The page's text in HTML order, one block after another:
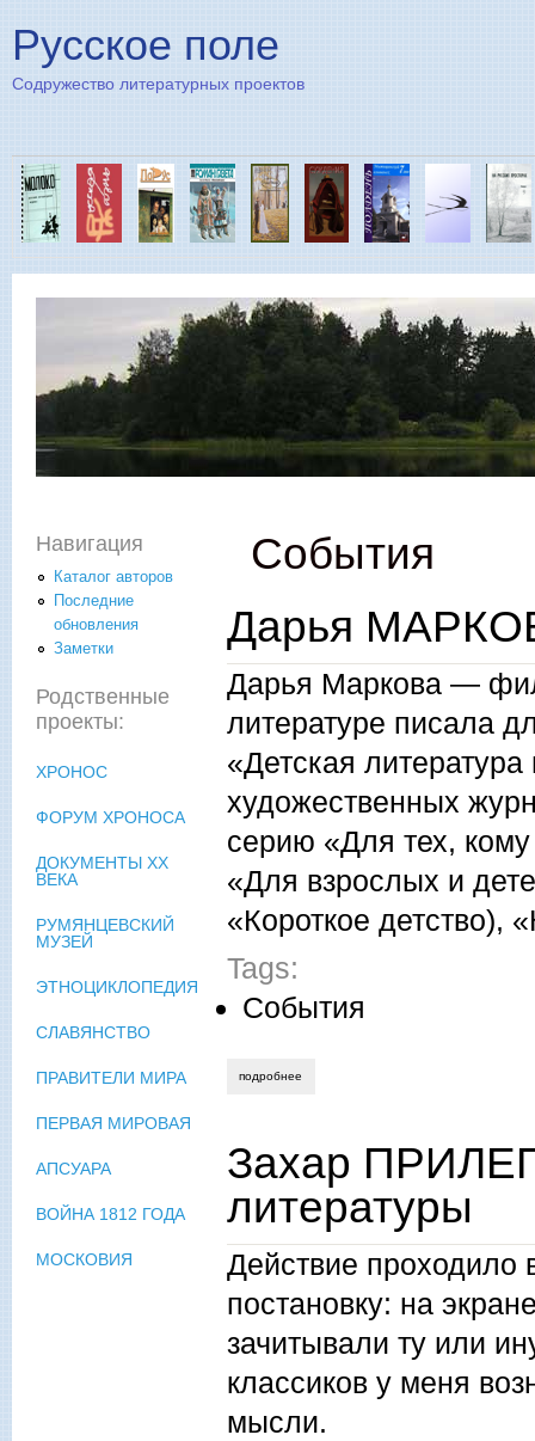
Русское поле
Содружество литературных проектов
События
Дарья
Дарья Маркова —
литературе писала
«Детская
художественных
серию «Для тех,
«Для взрослых и
«Короткое детство),
Tags:
События
подробнее
Захар
литературы
Действие проходило
постановку: на
зачитывали ту или
классиков у меня
мысли.
Навигация
Каталог авторов
Последние
обновления
Заметки
Родственные
проекты:
ХРОНОС
ФОРУМ ХРОНОСА
ДОКУМЕНТЫ XX
ВЕКА
РУМЯНЦЕВСКИЙ
МУЗЕЙ
ЭТНОЦИКЛОПЕДИЯ
СЛАВЯНСТВО
ПРАВИТЕЛИ МИРА
ПЕРВАЯ МИРОВАЯ
АПСУАРА
ВОЙНА 1812 ГОДА
МОСКОВИЯ